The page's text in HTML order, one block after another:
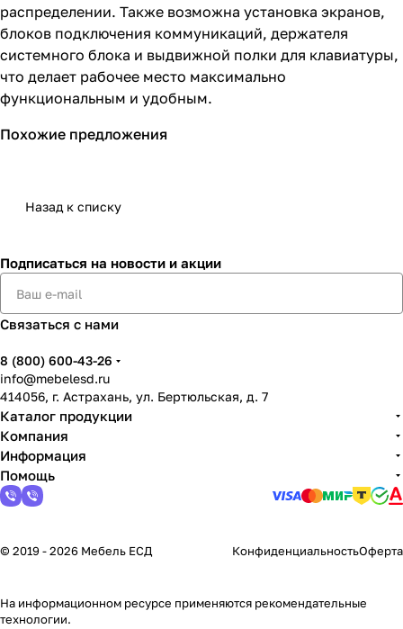
распределении. Также возможна установка экранов,
блоков подключения коммуникаций, держателя
системного блока и выдвижной полки для клавиатуры,
что делает рабочее место максимально
функциональным и удобным.
Похожие предложения
Назад к списку
Подписаться на новости и акции
Связаться с нами
8 (800) 600-43-26
info@mebelesd.ru
414056, г. Астрахань, ул. Бертюльская, д. 7
Каталог продукции
Компания
Информация
Помощь
© 2019 - 2026 Мебель ЕСД КонфиденциальностьОферта
На информационном ресурсе применяются рекомендательные
технологии.